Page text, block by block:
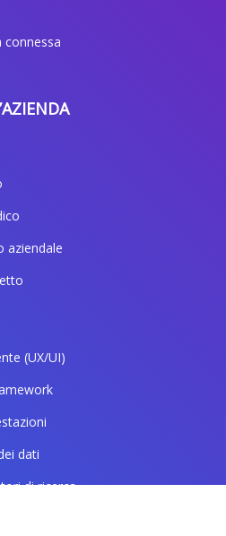
connessa
aziendale
(UX/UI)
dati
di ricerca